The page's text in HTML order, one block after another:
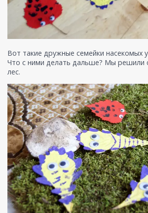
Вот такие дружные семейки насекомых
Что с ними делать дальше? Мы решили
лес.